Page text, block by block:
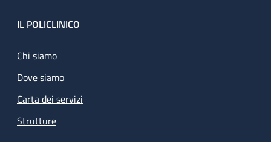
Footer
IL POLICLINICO
Chi siamo
Dove siamo
Carta dei servizi
Strutture